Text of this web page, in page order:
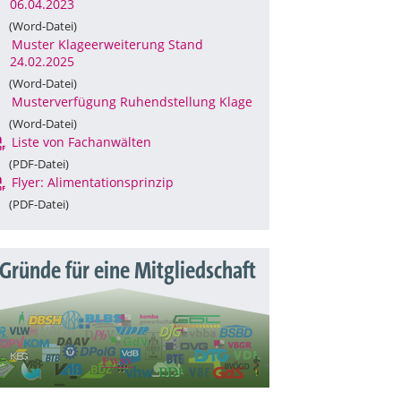
06.04.2023
(Word-Datei)
Muster Klageerweiterung Stand
24.02.2025
(Word-Datei)
Musterverfügung Ruhendstellung Klage
(Word-Datei)
Liste von Fachanwälten
(PDF-Datei)
Flyer: Alimentationsprinzip
(PDF-Datei)
für eine Mitgliedschaft